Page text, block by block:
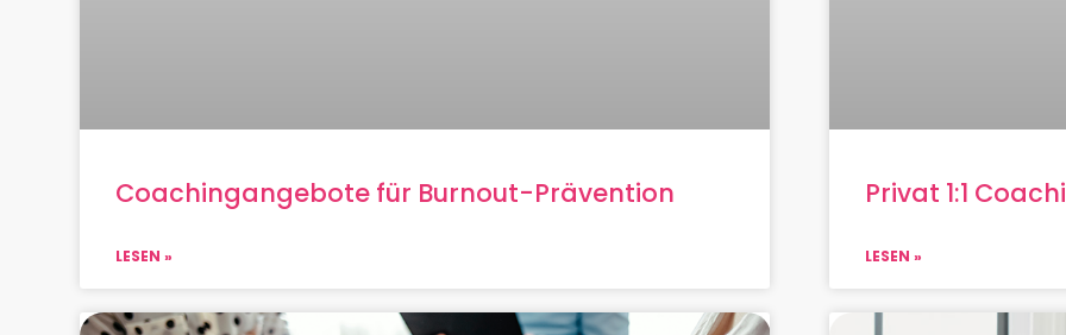
Coachingangebote für Burnout-Prävention
LESEN »
Privat 1:1
LESEN »